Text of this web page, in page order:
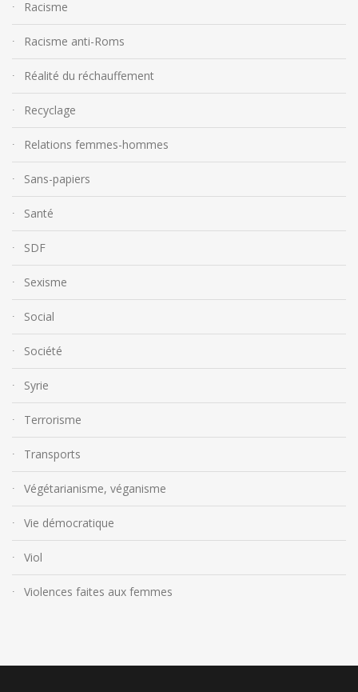
Racisme
Racisme anti-Roms
Réalité du réchauffement
Recyclage
Relations femmes-hommes
Sans-papiers
Santé
SDF
Sexisme
Social
Société
Syrie
Terrorisme
Transports
Végétarianisme, véganisme
Vie démocratique
Viol
Violences faites aux femmes